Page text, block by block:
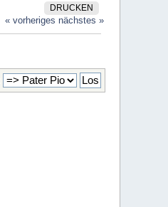
DRUCKEN
« vorheriges nächstes »